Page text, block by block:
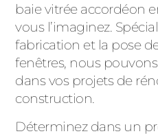
baie vitrée accordéon
vous l’imaginez.
fabrication et la pose
fenêtres, nous
dans vos projets de
construction.
Déterminez dans un